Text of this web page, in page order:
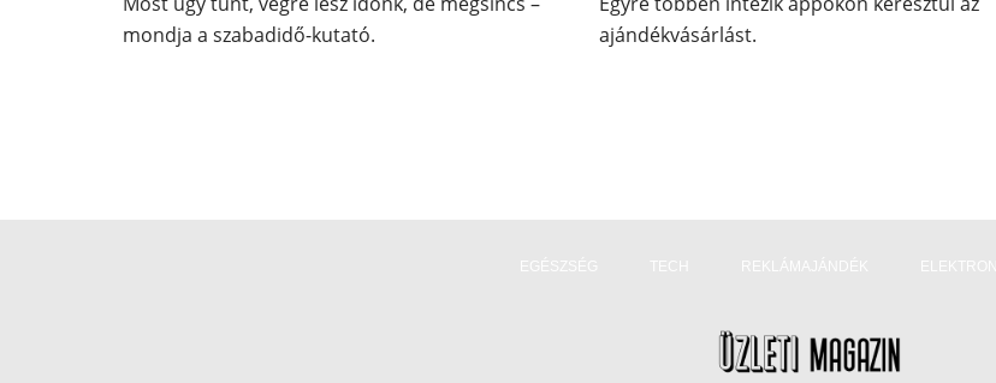
mondja a szabadidő-kutató.
ajándékvásárlást.